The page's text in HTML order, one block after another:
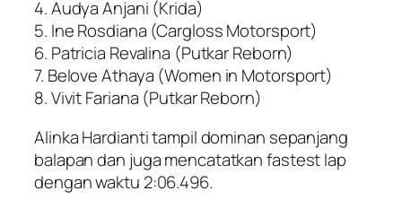
4. Audya Anjani (Krida)
5. Ine Rosdiana (Cargloss Motorsport)
6. Patricia Revalina (Putkar Reborn)
7. Belove Athaya (Women in Motorsport)
8. Vivit Fariana (Putkar Reborn)
Alinka Hardianti tampil dominan sepanjang
balapan dan juga mencatatkan fastest lap
dengan waktu 2:06.496.